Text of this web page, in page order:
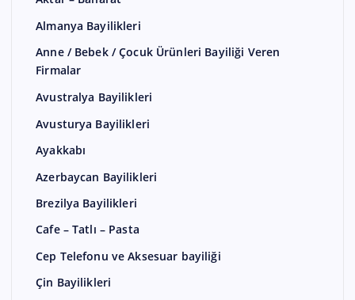
Almanya Bayilikleri
Anne / Bebek / Çocuk Ürünleri Bayiliği Veren
Firmalar
Avustralya Bayilikleri
Avusturya Bayilikleri
Ayakkabı
Azerbaycan Bayilikleri
Brezilya Bayilikleri
Cafe – Tatlı – Pasta
Cep Telefonu ve Aksesuar bayiliği
Çin Bayilikleri